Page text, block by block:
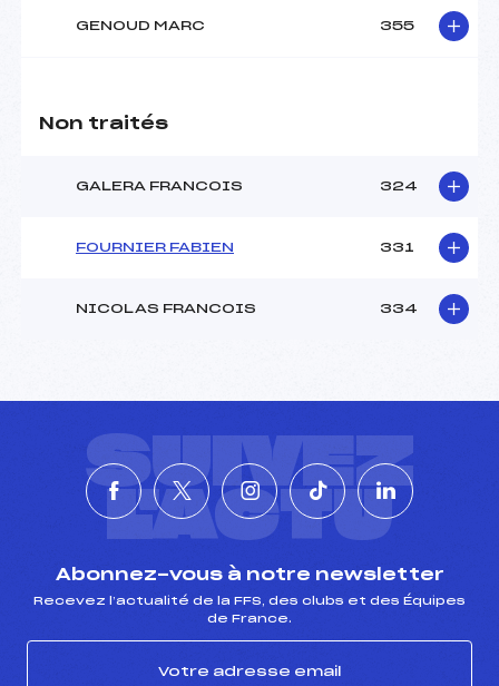
GENOUD MARC 355
Non traités
GALERA FRANCOIS 324
FOURNIER FABIEN 331
NICOLAS FRANCOIS 334
SUIVEZ
L'ACTU
Abonnez-vous à notre newsletter
Recevez l’actualité de la FFS, des clubs et des Équipes
de France.